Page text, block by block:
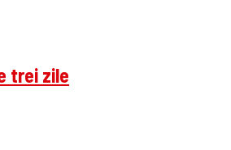
trei zile